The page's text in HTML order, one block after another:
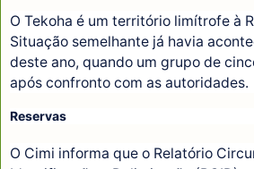
O Tekoha é um território limítrofe à
Situação semelhante já havia
deste ano, quando um grupo de
após confronto com as autoridades.
Reservas
O Cimi informa que o Relatório